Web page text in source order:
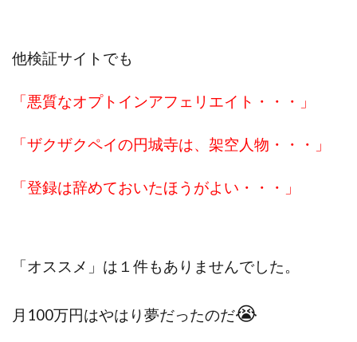
他検証サイトでも
「悪質なオプトインアフェリエイト・・・」
「ザクザクペイの円城寺は、架空人物 ・・・」
「登録は辞めておいたほうがよい・・・」
「オススメ」は１件もありませんでした。
月100万円はやはり夢だったのだ😭